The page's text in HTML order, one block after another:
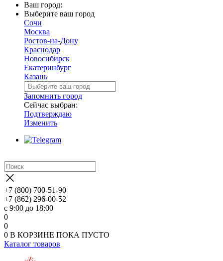
Ваш город:
Выберите ваш город
Сочи
Москва
Ростов-на-Дону
Краснодар
Новосибирск
Екатеринбург
Казань
Запомнить город
Сейчас выбран:
Подтверждаю
Изменить
+7 (800) 700-51-90
+7 (862) 296-00-52
с 9:00 до 18:00
0
0
0 В КОРЗИНЕ ПОКА ПУСТО
Каталог товаров